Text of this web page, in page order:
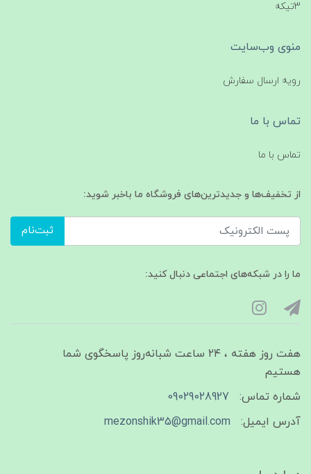
3تیکه
منوی وب‌سایت
رویه ارسال سفارش
تماس با ما
تماس با ما
از تخفیف‌ها و جدیدترین‌های فروشگاه ما باخبر شوید:
ثبت‌نام
ما را در شبکه‌های اجتماعی دنبال کنید:
هفت روز هفته ، ۲۴ ساعت شبانه‌روز پاسخگوی شما
هستیم
شماره تماس:
09029028927
آدرس ایمیل:
mezonshik35@gmail.com